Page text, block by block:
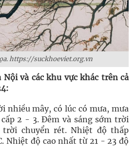
https://suckhoeviet.org.vn
và các khu vực khác trên cả
nhiều mây, có lúc có mưa, mưa
2 - 3. Đêm và sáng sớm trời
chuyển rét. Nhiệt độ thấp
Nhiệt độ cao nhất từ 21 - 23 độ